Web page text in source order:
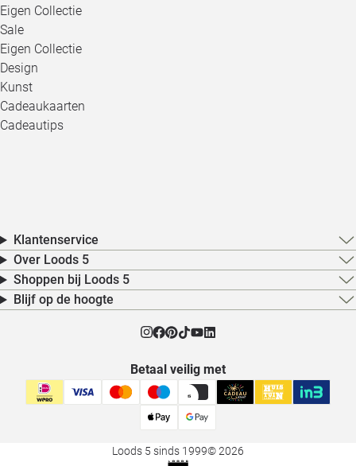
Eigen Collectie
Sale
Eigen Collectie
Design
Kunst
Cadeaukaarten
Cadeautips
Klantenservice
Over Loods 5
Shoppen bij Loods 5
Blijf op de hoogte
Betaal veilig met
Loods 5 sinds 1999© 2026